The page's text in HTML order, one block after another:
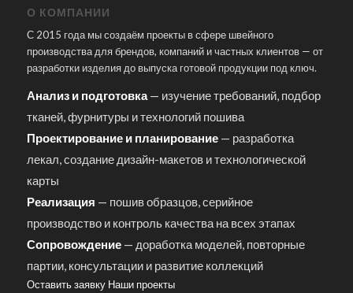
О КОМПАНИИ
С 2015 года мы создаём проекты в сфере швейного
производства для брендов, компаний и частных клиентов — от
разработки изделия до выпуска готовой продукции под ключ.
Анализ и подготовка— изучение требований, подбор
тканей, фурнитуры и технологий пошива
Проектирование и планирование— разработка
лекал, создание дизайн-макетов и технологической
карты
Реализация — пошив образцов, серийное
производство и контроль качества на всех этапах
Сопровождение— доработка моделей, повторные
партии, консультации и развитие коллекций
Оставить заявку Наши проекты